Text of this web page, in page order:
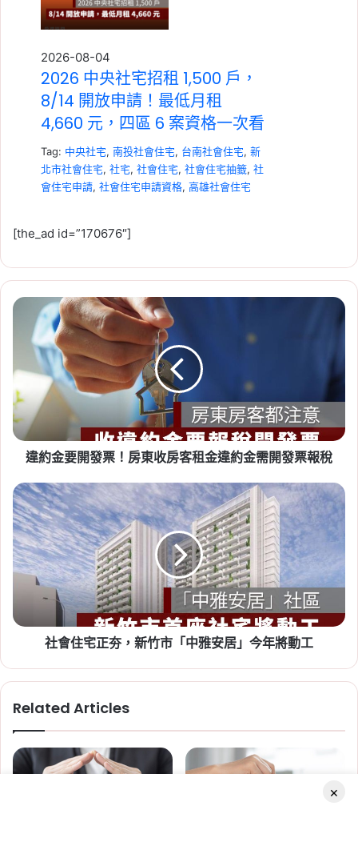
2026-08-04
2026 中央社宅招租 1,500 戶，
8/14 開放申請！最低月租
4,660 元，四區 6 案資格一次看
Tag: 中央社宅, 南投社會住宅, 台南社會住宅, 新
北市社會住宅, 社宅, 社會住宅, 社會住宅抽籤, 社
會住宅申請, 社會住宅申請資格, 高雄社會住宅
2026-07-23
租賃專法修法急轉彎！3 年租
期、續約漲租上限暫緩，最新重
點一次看
Tag: 房東 社會住宅,租屋, 租屋族,租屋注意事
租屋糾紛 租屋補助, 租屋補助申請,租屋補助
資格
2026-07-20
新竹人注意！竹科旁將新增 838
戶社宅，「金城安居」預計
2029 年完工
[the_ad id=”170676″]
違
開
發
票！
房
東
客
租
金
違
約
金
發
違約金要開發票！房東收房客租金違約金需開發票報稅
社
會
住
宅
正
夯，
市
今
動
工
社會住宅正夯，新竹市「中雅安居」今年將動工
Related Articles
×